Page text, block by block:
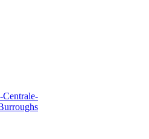
Centrale-